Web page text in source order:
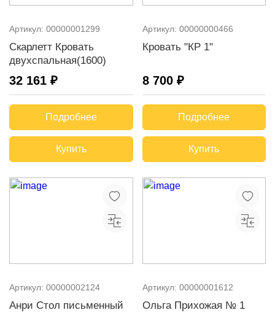
Артикул: 00000001299
Скарлетт Кровать
двухспальная(1600)
32 161 ₽
Подробнее
Купить
Артикул: 00000000466
Кровать "КР 1"
8 700 ₽
Подробнее
Купить
Артикул: 00000002124
Анри Стол письменный
Артикул: 00000001612
Ольга Прихожая № 1